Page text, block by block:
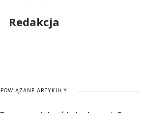
Redakcja
POWIĄZANE ARTYKUŁY